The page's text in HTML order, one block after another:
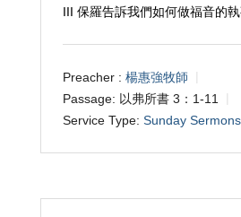
III 保羅告訴我們如何做福音的
Preacher : 楊惠強牧師
Passage: 以弗所書 3：1-11
Service Type: Sunday Sermons